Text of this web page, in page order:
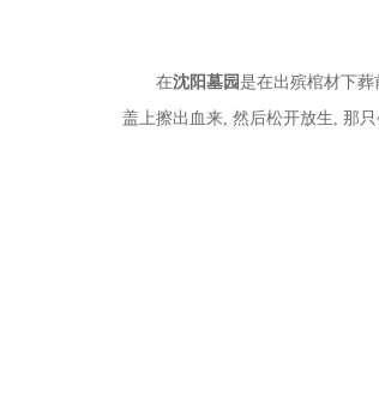
在沈阳墓园是在出殡棺材下
盖上擦出血来, 然后松开放生, 那